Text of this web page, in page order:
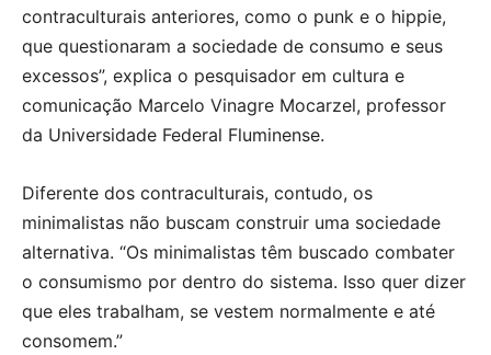
contraculturais anteriores, como o punk e o hippie,
que questionaram a sociedade de consumo e seus
excessos”, explica o pesquisador em cultura e
comunicação Marcelo Vinagre Mocarzel, professor
da Universidade Federal Fluminense.
Diferente dos contraculturais, contudo, os
minimalistas não buscam construir uma sociedade
alternativa. “Os minimalistas têm buscado combater
o consumismo por dentro do sistema. Isso quer dizer
que eles trabalham, se vestem normalmente e até
consomem.”